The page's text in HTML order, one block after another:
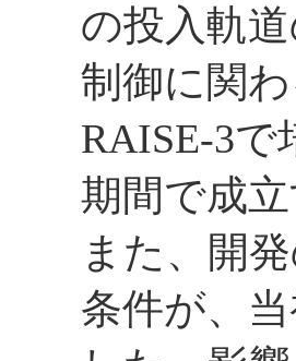
の投入軌
制御に関
RAISE-3
期間で成
また、開
条件が、